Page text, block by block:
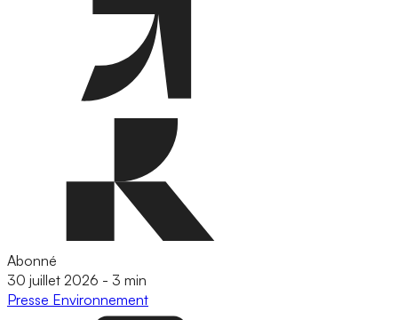
Abonné
30 juillet 2026 - 3 min
Presse Environnement